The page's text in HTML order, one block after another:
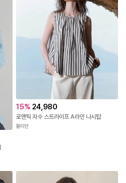
15% 24,980
로맨틱 자수 스트라이프 A라인 나시탑
뮬리안